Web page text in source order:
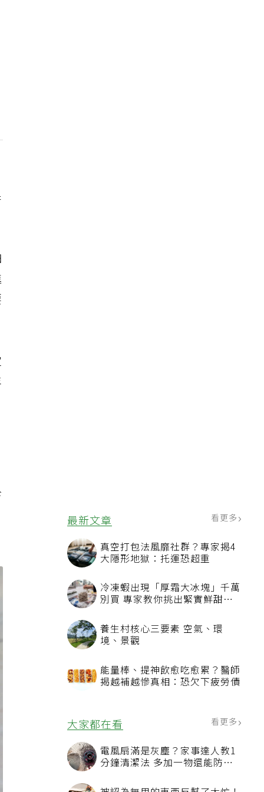
最新文章 看更多
真空打包法風靡社群？專家揭4
大隱形地獄：托運恐超重
冷凍蝦出現「厚霜大冰塊」千萬
別買 專家教你挑出緊實鮮甜蝦
養生村核心三要素 空氣、環
境、景觀
能量棒、提神飲愈吃愈累？醫師
揭越補越慘真相：恐欠下疲勞債
大家都在看
電風扇滿是灰塵？家事達人教1